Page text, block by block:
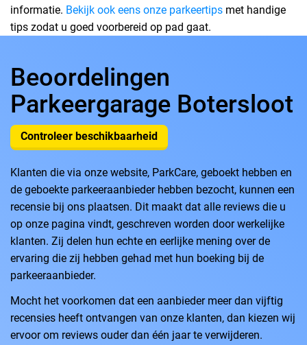
informatie. Bekijk ook eens onze parkeertips met handige
tips zodat u goed voorbereid op pad gaat.
Beoordelingen
Parkeergarage Botersloot
Controleer beschikbaarheid
Klanten die via onze website, ParkCare, geboekt hebben en
de geboekte parkeeraanbieder hebben bezocht, kunnen een
recensie bij ons plaatsen. Dit maakt dat alle reviews die u
op onze pagina vindt, geschreven worden door werkelijke
klanten. Zij delen hun echte en eerlijke mening over de
ervaring die zij hebben gehad met hun boeking bij de
parkeeraanbieder.
Mocht het voorkomen dat een aanbieder meer dan vijftig
recensies heeft ontvangen van onze klanten, dan kiezen wij
ervoor om reviews ouder dan één jaar te verwijderen.